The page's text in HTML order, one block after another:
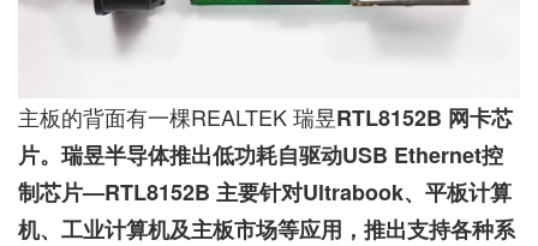
主板的背面有一棵REALTEK 瑞昱RTL8152B 网卡芯
片。瑞昱半导体推出低功耗自驱动USB Ethernet控
制芯片—RTL8152B 主要针对Ultrabook、平板计算
机、工业计算机及主板市场等应用，推出支持各种系